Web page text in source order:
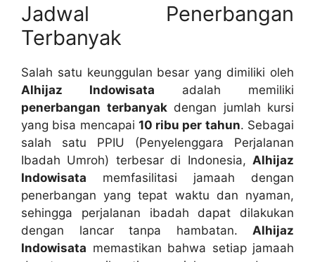
Jadwal Penerbangan
Terbanyak
Salah satu keunggulan besar yang dimiliki oleh
Alhijaz Indowisata adalah memiliki
penerbangan terbanyakdengan jumlah kursi
yang bisa mencapai 10 ribu per tahun. Sebagai
salah satu PPIU (Penyelenggara Perjalanan
Ibadah Umroh) terbesar di Indonesia, Alhijaz
Indowisata memfasilitasi jamaah dengan
penerbangan yang tepat waktu dan nyaman,
sehingga perjalanan ibadah dapat dilakukan
dengan lancar tanpa hambatan. Alhijaz
Indowisata memastikan bahwa setiap jamaah